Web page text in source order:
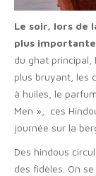
Le soir, lors de
plus importante
du ghat principal,
plus bruyant, les
à huiles, le
Men »,
ces
journée sur la
Des hindous
des fidèles. On